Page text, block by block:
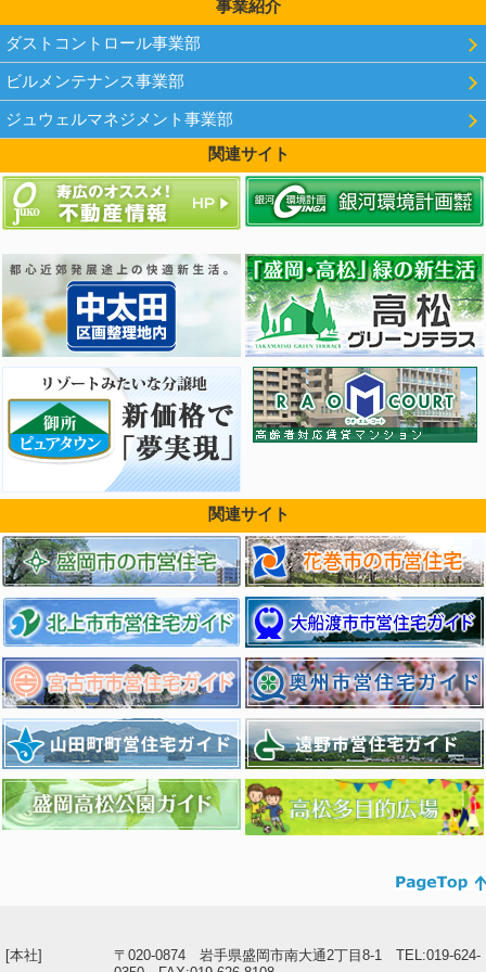
事業紹介
ダストコントロール事業部
ビルメンテナンス事業部
ジュウェルマネジメント事業部
関連サイト
関連サイト
[本社]
〒020-0874 岩手県盛岡市南大通2丁目8-1 TEL:019-624-